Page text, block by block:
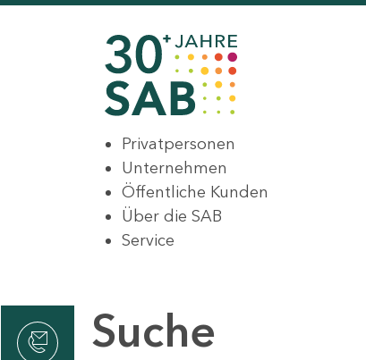
Privatpersonen
Unternehmen
Öffentliche Kunden
Über die SAB
Service
Suche